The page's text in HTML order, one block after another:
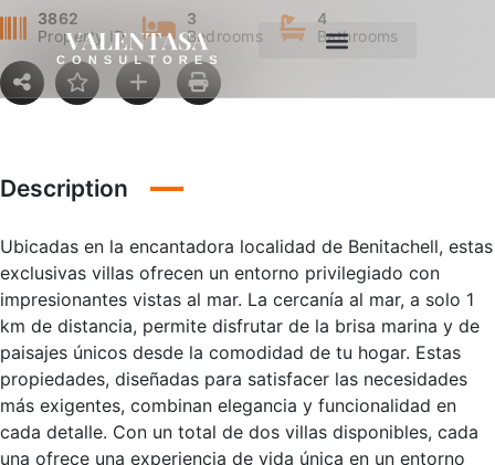
3862
Property ID
3
Bedrooms
4
Bathrooms
Description
Ubicadas en la encantadora localidad de Benitachell, estas
exclusivas villas ofrecen un entorno privilegiado con
impresionantes vistas al mar. La cercanía al mar, a solo 1
km de distancia, permite disfrutar de la brisa marina y de
paisajes únicos desde la comodidad de tu hogar. Estas
propiedades, diseñadas para satisfacer las necesidades
más exigentes, combinan elegancia y funcionalidad en
cada detalle. Con un total de dos villas disponibles, cada
una ofrece una experiencia de vida única en un entorno